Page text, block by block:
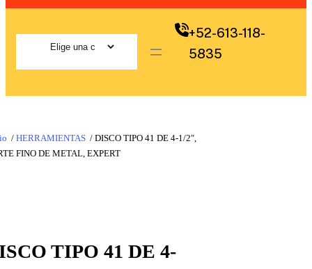
+52-613-118-
5835
/ HERRAMIENTAS / DISCO TIPO 41 DE 4-1/2″,
FINO DE METAL, EXPERT
TIPO 41 DE 4-